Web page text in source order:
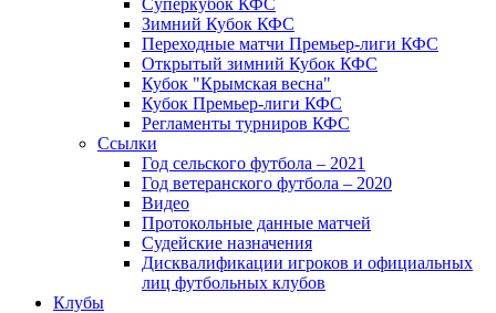
Суперкубок КФС
Зимний Кубок КФС
Переходные матчи Премьер-лиги КФС
Открытый зимний Кубок КФС
Кубок "Крымская весна"
Кубок Премьер-лиги КФС
Регламенты турниров КФС
Ссылки
Год сельского футбола – 2021
Год ветеранского футбола – 2020
Видео
Протокольные данные матчей
Судейские назначения
Дисквалификации игроков и официальных
лиц футбольных клубов
Клубы